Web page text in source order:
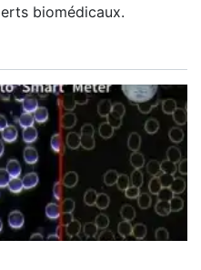
biomédicaux.